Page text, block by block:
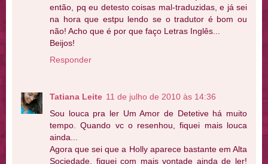
então, pq eu detesto coisas mal-traduzidas, e já sei
na hora que estpu lendo se o tradutor é bom ou
não! Acho que é por que faço Letras Inglês...
Beijos!
Responder
Tatiana Leite 11 de julho de 2010 às 14:36
Sou louca pra ler Um Amor de Detetive há muito
tempo. Quando vc o resenhou, fiquei mais louca
ainda...
Agora que sei que a Holly aparece bastante em Alta
Sociedade, fiquei com mais vontade ainda de ler!